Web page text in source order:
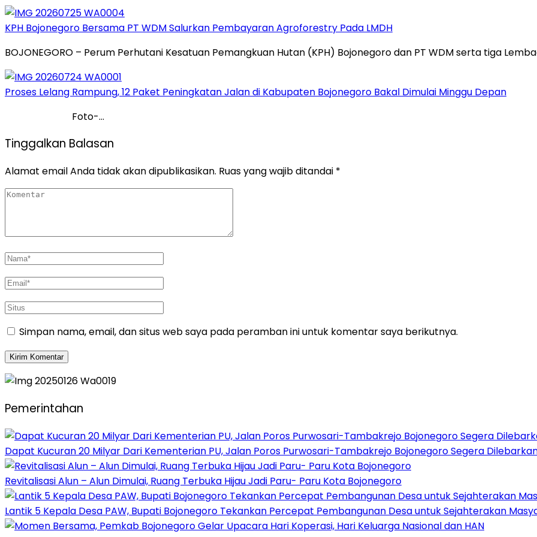
KPH Bojonegoro Bersama PT WDM Salurkan Pembayaran Agroforestry Pada LMDH
BOJONEGORO – Perum Perhutani Kesatuan Pemangkuan Hutan (KPH) Bojonegoro dan PT WDM serta tiga
Proses Lelang Rampung, 12 Paket Peningkatan Jalan di Kabupaten Bojonegoro Bakal Dimulai Minggu Depan
Foto-…
Tinggalkan Balasan
Alamat email Anda tidak akan dipublikasikan. Ruas yang wajib ditandai *
Simpan nama, email, dan situs web saya pada peramban ini untuk komentar saya berikutnya.
Pemerintahan
Dapat Kucuran 20 Milyar Dari Kementerian PU, Jalan Poros Purwosari-Tambakrejo Bojonegoro Segera
Revitalisasi Alun – Alun Dimulai, Ruang Terbuka Hijau Jadi Paru- Paru Kota Bojonegoro
Lantik 5 Kepala Desa PAW, Bupati Bojonegoro Tekankan Percepat Pembangunan Desa untuk Sejahterakan